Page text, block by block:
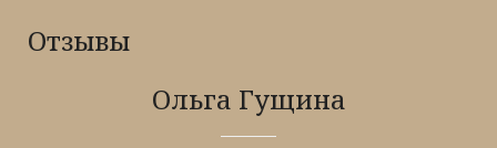
Отзывы
Ольга Гущина